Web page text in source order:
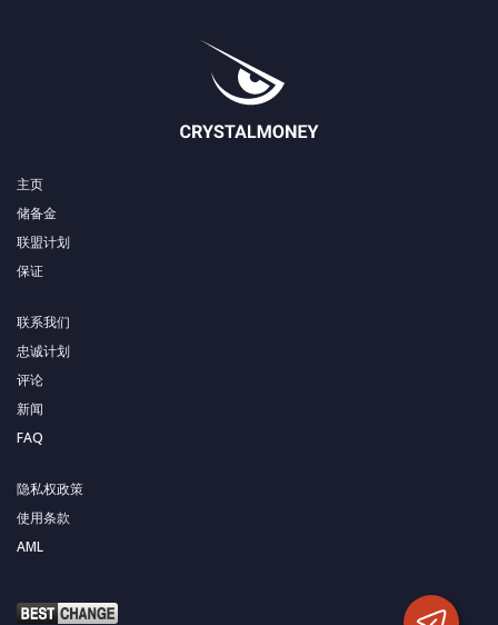
主页
储备金
联盟计划
保证
联系我们
忠诚计划
评论
新闻
FAQ
隐私权政策
使用条款
AML